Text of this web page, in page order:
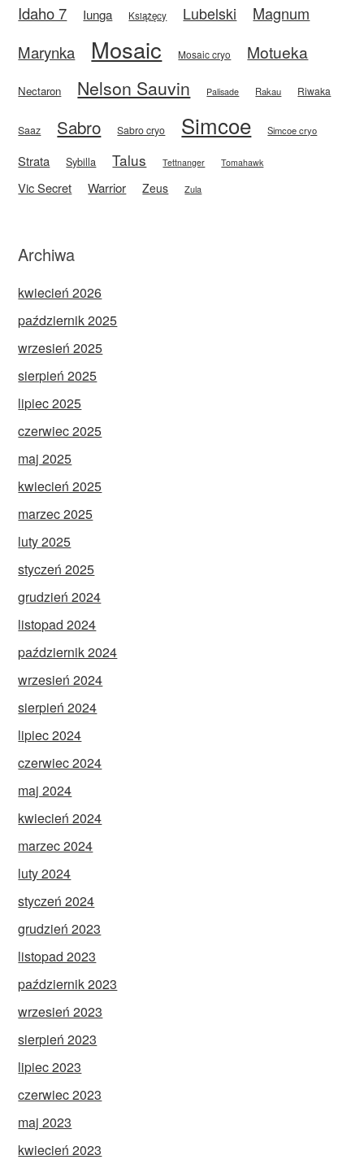
Idaho 7 Iunga Książęcy Lubelski
Magnum
Marynka
Mosaic Mosaic cryo Motueka
Nectaron Nelson Sauvin Palisade Rakau Riwaka
Saaz Sabro Sabro cryo Simcoe Simcoe cryo
Strata Sybilla Talus Tettnanger Tomahawk
Vic Secret Warrior Zeus Zula
Archiwa
kwiecień 2026
październik 2025
wrzesień 2025
sierpień 2025
lipiec 2025
czerwiec 2025
maj 2025
kwiecień 2025
marzec 2025
luty 2025
styczeń 2025
grudzień 2024
listopad 2024
październik 2024
wrzesień 2024
sierpień 2024
lipiec 2024
czerwiec 2024
maj 2024
kwiecień 2024
marzec 2024
luty 2024
styczeń 2024
grudzień 2023
listopad 2023
październik 2023
wrzesień 2023
sierpień 2023
lipiec 2023
czerwiec 2023
maj 2023
kwiecień 2023